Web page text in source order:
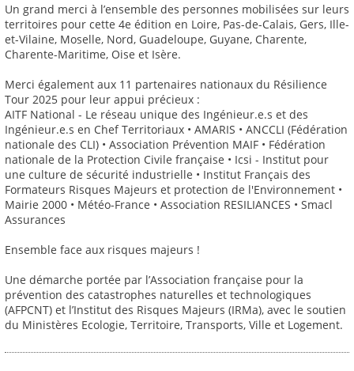
Un grand merci à l’ensemble des personnes mobilisées sur leurs
territoires pour cette 4e édition en Loire, Pas-de-Calais, Gers, Ille-
et-Vilaine, Moselle, Nord, Guadeloupe, Guyane, Charente,
Charente-Maritime, Oise et Isère.
Merci également aux 11 partenaires nationaux du Résilience
Tour 2025 pour leur appui précieux :
AITF National - Le réseau unique des Ingénieur.e.s et des
Ingénieur.e.s en Chef Territoriaux • AMARIS • ANCCLI (Fédération
nationale des CLI) • Association Prévention MAIF • Fédération
nationale de la Protection Civile française • Icsi - Institut pour
une culture de sécurité industrielle • Institut Français des
Formateurs Risques Majeurs et protection de l'Environnement •
Mairie 2000 • Météo-France • Association RESILIANCES • Smacl
Assurances
Ensemble face aux risques majeurs !
Une démarche portée par l’Association française pour la
prévention des catastrophes naturelles et technologiques
(AFPCNT) et l’Institut des Risques Majeurs (IRMa), avec le soutien
du Ministères Ecologie, Territoire, Transports, Ville et Logement.